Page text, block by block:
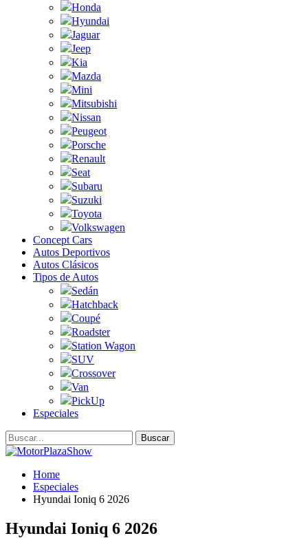
Honda
Hyundai
Jaguar
Jeep
Kia
Mazda
Mini
Mitsubishi
Nissan
Peugeot
Porsche
Renault
Seat
Subaru
Suzuki
Toyota
Volkswagen
Concept Cars
Autos Deportivos
Autos Clásicos
Tipos de Autos
Sedán
Hatchback
Coupé
Roadster
Station Wagon
SUV
Crossover
Van
PickUp
Especiales
Home
Especiales
Hyundai Ioniq 6 2026
Hyundai Ioniq 6 2026